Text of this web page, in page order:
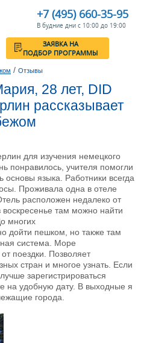
+7 (495) 660-35-95
В будние дни с 10:00 до 19:00
ЗАЯВКА НА
ПОДБОР ПРОГРАММЫ
/ Отзывы
28 лет, DID
рассказывает
для изучения немецкого
понравилось, учителя помогли
основы языка. Работники всегда
Проживала одна в отеле
расположен недалеко от
воскресенье там можно найти
многих
дойти пешком, но также там
система. Море
поездки. Позволяет
стран и многое узнать. Если
зарегистрироваться
на удобную дату. В выходные я
города.